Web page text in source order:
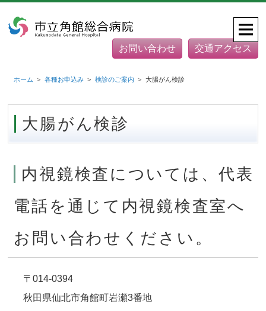
お問い合わせ 交通アクセス
ホーム 各種お申込み 検診のご案内 大腸がん検診
大腸がん検診
内視鏡検査については、代表
電話を通じて内視鏡検査室へ
お問い合わせください。
〒014-0394
秋田県仙北市角館町岩瀬3番地